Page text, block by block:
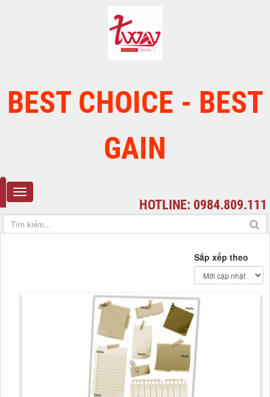
BEST CHOICE - BEST
GAIN
HOTLINE: 0984.809.111
Sắp xếp theo